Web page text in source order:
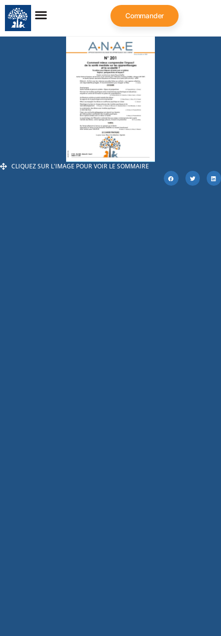
Commander
CLIQUEZ SUR L'IMAGE POUR VOIR LE SOMMAIRE